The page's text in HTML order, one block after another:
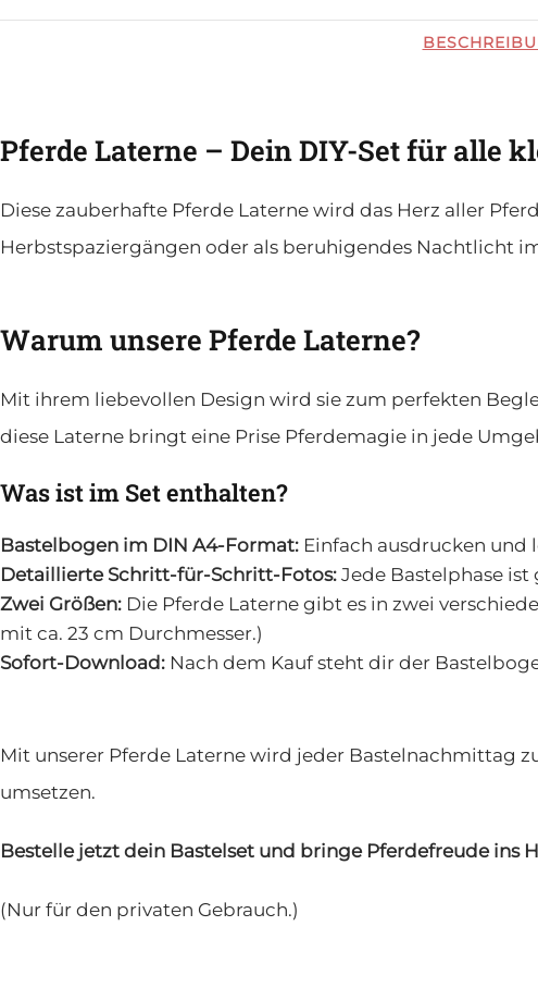
Pferde Laterne – Dein DIY-Set für alle
Diese zauberhafte Pferde Laterne wird das Herz aller
Herbstspaziergängen oder als beruhigendes Nachtlicht
Warum unsere Pferde Laterne?
Mit ihrem liebevollen Design wird sie zum perfekten
diese Laterne bringt eine Prise Pferdemagie in jede
Was ist im Set enthalten?
Bastelbogen im DIN A4-Format: Einfach ausdrucken und
Detaillierte Schritt-für-Schritt-Fotos: Jede Bastelphase
Zwei Größen: Die Pferde Laterne gibt es in zwei
mit ca. 23 cm Durchmesser.)
Sofort-Download: Nach dem Kauf steht dir der
Mit unserer Pferde Laterne wird jeder Bastelnachmittag
umsetzen.
Bestelle jetzt dein Bastelset und bringe Pferdefreude ins
(Nur für den privaten Gebrauch.)